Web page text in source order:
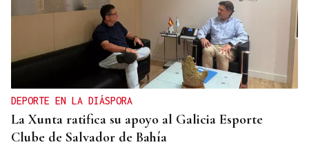
DEPORTE EN LA DIÁSPORA
La Xunta ratifica su apoyo al Galicia Esporte
Clube de Salvador de Bahía